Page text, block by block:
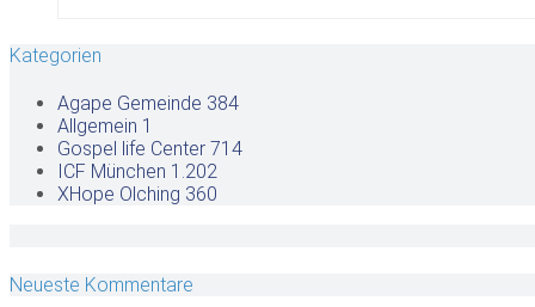
Kategorien
Agape Gemeinde 384
Allgemein 1
Gospel life Center 714
ICF München 1.202
XHope Olching 360
Neueste Kommentare